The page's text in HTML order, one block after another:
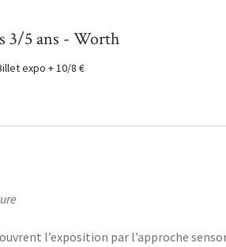
3/5 ans - Worth
expo + 10/8 €
l’exposition par l’approche